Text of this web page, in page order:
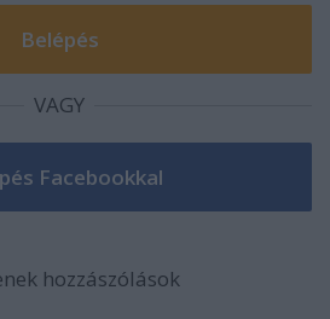
VAGY
hozzászólások